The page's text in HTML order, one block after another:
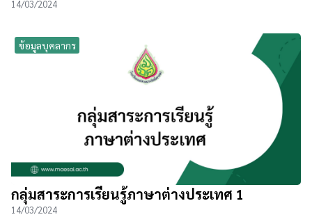
14/03/2024
ข้อมูลบุคลากร
กลุ่มสาระการเรียนรู้ภาษาต่างประเทศ 1
14/03/2024